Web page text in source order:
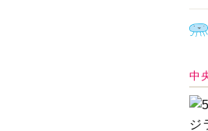
ヤ
モ
あ
教